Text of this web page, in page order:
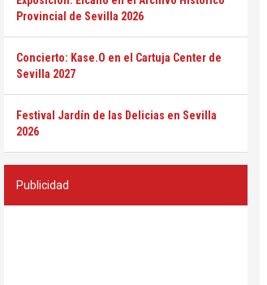
Provincial de Sevilla 2026
Concierto: Kase.O en el Cartuja Center de
Sevilla 2027
Festival Jardín de las Delicias en Sevilla
2026
Publicidad